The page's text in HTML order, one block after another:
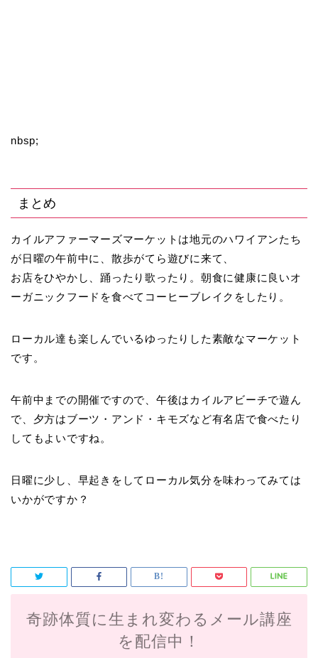
nbsp;
まとめ
カイルアファーマーズマーケットは地元のハワイアンたち
が日曜の午前中に、散歩がてら遊びに来て、
お店をひやかし、踊ったり歌ったり。朝食に健康に良いオ
ーガニックフードを食べてコーヒーブレイクをしたり。
ローカル達も楽しんでいるゆったりした素敵なマーケット
です。
午前中までの開催ですので、午後はカイルアビーチで遊ん
で、夕方はブーツ・アンド・キモズなど有名店で食べたり
してもよいですね。
日曜に少し、早起きをしてローカル気分を味わってみては
いかがですか？
奇跡体質に生まれ変わるメール講座
を配信中！